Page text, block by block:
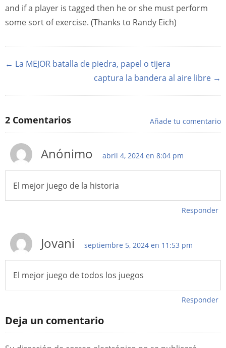
and if a player is tagged then he or she must perform
some sort of exercise. (Thanks to Randy Eich)
← La MEJOR batalla de piedra, papel o tijera
captura la bandera al aire libre →
2 Comentarios Añade tu comentario
Anónimo abril 4, 2024 en 8:04 pm
El mejor juego de la historia
Responder
Jovani septiembre 5, 2024 en 11:53 pm
El mejor juego de todos los juegos
Responder
Deja un comentario